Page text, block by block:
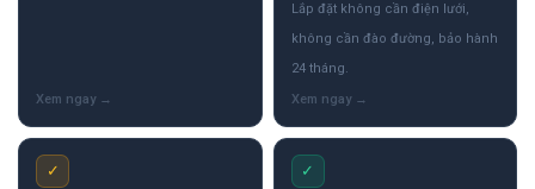
Lắp đặt không cần điện lưới,
không cần đào đường, bảo hành
24 tháng.
✓ ✓